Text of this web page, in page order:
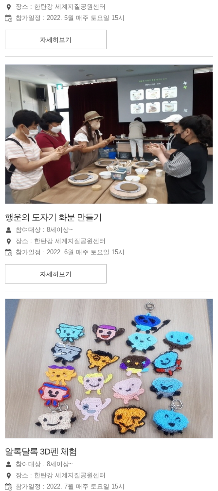
장소 : 한탄강 세계지질공원센터
참가일정 : 2022. 5월 매주 토요일 15시
자세히보기
행운의 도자기 화분 만들기
참여대상 : 8세이상~
장소 : 한탄강 세계지질공원센터
참가일정 : 2022. 6월 매주 토요일 15시
자세히보기
알록달록 3D펜 체험
참여대상 : 8세이상~
장소 : 한탄강 세계지질공원센터
참가일정 : 2022. 7월 매주 토요일 15시